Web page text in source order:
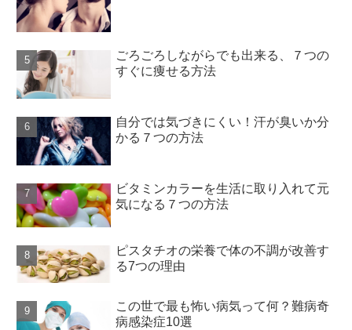
ごろごろしながらでも出来る、７つの
すぐに痩せる方法
自分では気づきにくい！汗が臭いか分
かる７つの方法
ビタミンカラーを生活に取り入れて元
気になる７つの方法
ピスタチオの栄養で体の不調が改善す
る7つの理由
この世で最も怖い病気って何？難病奇
病感染症10選